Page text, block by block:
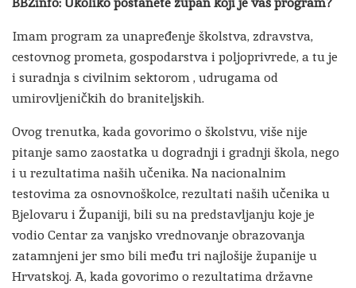
Imam program za unapređenje školstva, zdravstva,
cestovnog prometa, gospodarstva i poljoprivrede, a tu je
i suradnja s civilnim sektorom , udrugama od
umirovljeničkih do braniteljskih.
Ovog trenutka, kada govorimo o školstvu, više nije
pitanje samo zaostatka u dogradnji i gradnji škola, nego
i u rezultatima naših učenika. Na nacionalnim
testovima za osnovnoškolce, rezultati naših učenika u
Bjelovaru i Županiji, bili su na predstavljanju koje je
vodio Centar za vanjsko vrednovanje obrazovanja
zatamnjeni jer smo bili među tri najlošije županije u
Hrvatskoj. A, kada govorimo o rezultatima državne